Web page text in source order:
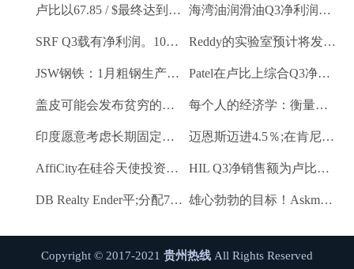
卢比以67.85 / $最终达到5杆 海湾油润滑油Q3净利润卢比。26.2亿卢比
SRF Q3载有净利润。100.6亿卢比 Reddy的实验室预计将发布令人印象深刻的Q3号码
JSW钢铁：1月粗钢生产9.27 LK吨 Patel在卢比上综合Q3净利润。2.1亿卢比
盖皮可能会发布贫穷的Q3数字 每个人的经济学：衡量新的GDP
印度愿意考虑长期固定价格合同供应燃气供应：Piyush Goyal. 迈恩斯迈进4.5％;在肯尼亚获得普遍公司的控制股权
AffiCity在硅谷天使投资者和创始人获得1.2亿美元天使的资金 HIL Q3净销售额为卢比。215亿卢比
DB Realty Ender平;分配7.17卢比赎回偏好股份到子公司 雄心勃勃的目标！Askmebazaar计划筹款，设置进入“独角兽”俱乐部
Copyright © 2017-2021 贵州热线 All Rights Reserved